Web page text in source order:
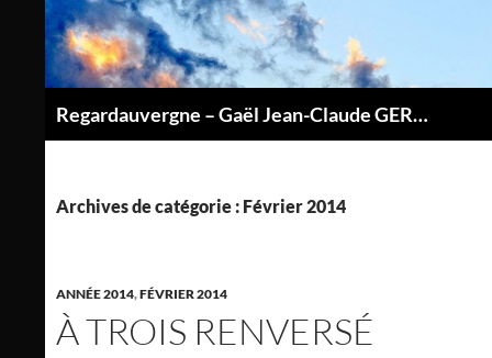
contenu
Regardauvergne – Gaël Jean-Claude GERARD
Archives de catégorie : Février 2014
ANNÉE 2014,FÉVRIER 2014
À TROIS RENVERSÉ